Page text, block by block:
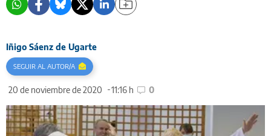
Iñigo Sáenz de Ugarte
20 de noviembre de 2020 11:16 h 0
SEGUIR AL AUTOR/A